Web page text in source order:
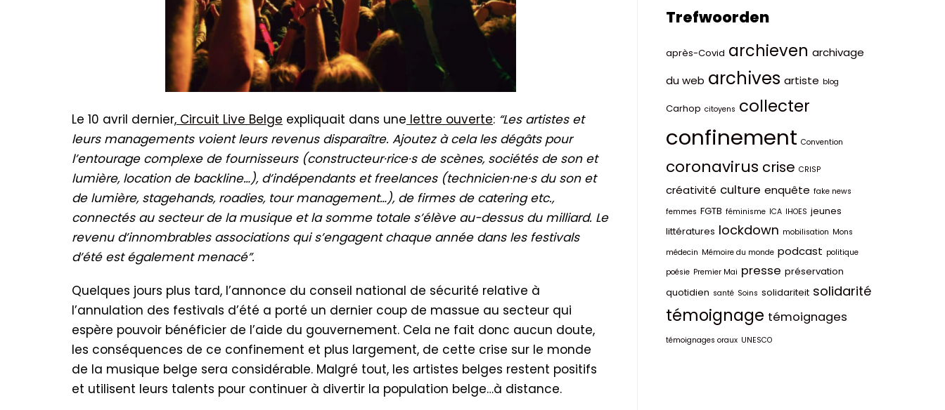
Le 10 avril dernier, Circuit Live Belge expliquait dans une lettre ouverte: “Les artistes et
leurs managements voient leurs revenus disparaître. Ajoutez à cela les dégâts pour
l’entourage complexe de fournisseurs (constructeur·rice·s de scènes, sociétés de son et
lumière, location de backline…), d’indépendants et freelances (technicien·ne·s du son et
de lumière, stagehands, roadies, tour management…), de firmes de catering etc.,
connectés au secteur de la musique et la somme totale s’élève au-dessus du milliard. Le
revenu d’innombrables associations qui s’engagent chaque année dans les festivals
d’été est également menacé”.
Quelques jours plus tard, l’annonce du conseil national de sécurité relative à
l’annulation des festivals d’été a porté un dernier coup de massue au secteur qui
espère pouvoir bénéficier de l’aide du gouvernement. Cela ne fait donc aucun doute,
les conséquences de ce confinement et plus largement, de cette crise sur le monde
de la musique belge sera considérable. Malgré tout, les artistes belges restent positifs
et utilisent leurs talents pour continuer à divertir la population belge…à distance.
Trefwoorden
après-Covid archieven archivage
du web archives artiste blog
Carhop citoyens collecter
confinement Convention
coronavirus crise CRISP
créativité culture enquête fake news
femmes FGTB féminisme ICA IHOES jeunes
littératures lockdown mobilisation Mons
médecin Mémoire du monde podcast politique
poésie Premier Mai presse préservation
quotidien santé Soins solidariteit solidarité
témoignage témoignages
témoignages oraux UNESCO